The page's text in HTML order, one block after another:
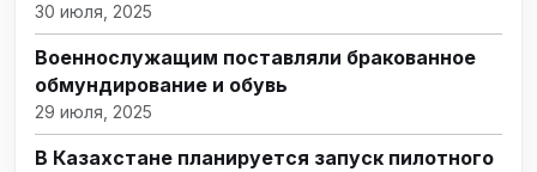
30 июля, 2025
Военнослужащим поставляли бракованное
обмундирование и обувь
29 июля, 2025
В Казахстане планируется запуск пилотного